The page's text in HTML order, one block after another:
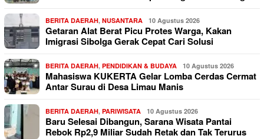
BERITA DAERAH, NUSANTARA 10 Agustus 2026
Getaran Alat Berat Picu Protes Warga, Kakan
Imigrasi Sibolga Gerak Cepat Cari Solusi
BERITA DAERAH, PENDIDIKAN & BUDAYA 10 Agustus 2026
Mahasiswa KUKERTA Gelar Lomba Cerdas Cermat
Antar Surau di Desa Limau Manis
BERITA DAERAH, PARIWISATA 10 Agustus 2026
Baru Selesai Dibangun, Sarana Wisata Pantai
Rebok Rp2,9 Miliar Sudah Retak dan Tak Terurus